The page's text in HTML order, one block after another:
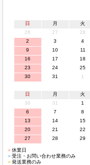
日
月 火
26
27 28
2
3 4
9
10 11
16
17 18
23
24 25
30
31 1
日
月 火
30
31 1
6
7 8
13
14 15
20
21 22
27
28 29
■休業日
■受注・お問い合わせ業務のみ
■発送業務のみ